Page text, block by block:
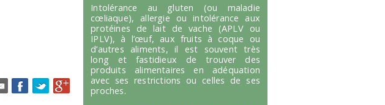
Intolérance au gluten (ou maladie
cœliaque), allergie ou intolérance aux
protéines de lait de vache (APLV ou
IPLV), à l’œuf, aux fruits à coque ou
d’autres aliments, il est souvent très
long et fastidieux de trouver des
produits alimentaires en adéquation
avec ses restrictions ou celles de ses
proches.